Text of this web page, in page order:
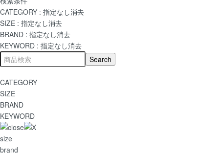
CATEGORY : 指定なし消去
SIZE : 指定なし消去
BRAND : 指定なし消去
KEYWORD : 指定なし消去
CATEGORY
SIZE
BRAND
KEYWORD
size
brand